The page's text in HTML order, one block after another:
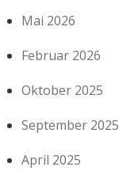
Mai 2026
Februar 2026
Oktober 2025
September 2025
April 2025